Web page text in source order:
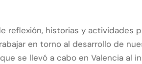
reflexión, historias y actividades
en torno al desarrollo de
se llevó a cabo en Valencia al